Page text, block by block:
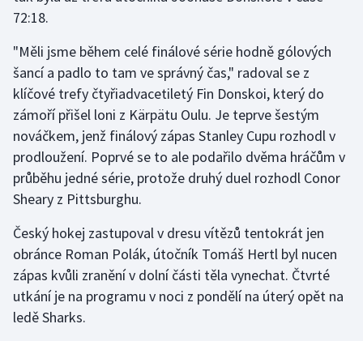
Gymnastika
Házená
Jezdectví
Judo
Krasobruslení
Lezení
Lyže a snowboard
Moderní pětiboj
Motorsport
72:18.
"Měli jsme během celé finálové série hodně gólových
šancí a padlo to tam ve správný čas," radoval se z
klíčové trefy čtyřiadvacetiletý Fin Donskoi, který do
zámoří přišel loni z Kärpätu Oulu. Je teprve šestým
nováčkem, jenž finálový zápas Stanley Cupu rozhodl v
prodloužení. Poprvé se to ale podařilo dvěma hráčům v
průběhu jedné série, protože druhý duel rozhodl Conor
Sheary z Pittsburghu.
Český hokej zastupoval v dresu vítězů tentokrát jen
obránce Roman Polák, útočník Tomáš Hertl byl nucen
zápas kvůli zranění v dolní části těla vynechat. Čtvrté
utkání je na programu v noci z pondělí na úterý opět na
ledě Sharks.